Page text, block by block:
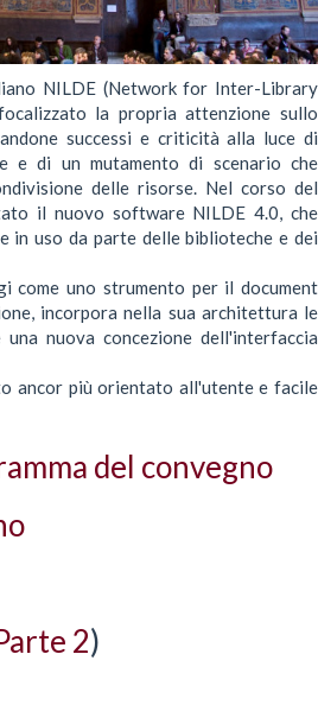
NILDE (Network for Inter-Library
la propria attenzione sullo
successi e criticità alla luce di
e di un mutamento di scenario che
delle risorse. Nel corso del
il nuovo software NILDE 4.0, che
in uso da parte delle biblioteche e dei
come uno strumento per il document
incorpora nella sua architettura le
nuova concezione dell'interfaccia
ancor più orientato all'utente e facile
del convegno
2)